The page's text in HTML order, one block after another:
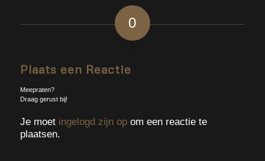
0
Plaats een Reactie
Meepraten?
Draag gerust bij!
Je moet ingelogd zijn opom een reactie te
plaatsen.